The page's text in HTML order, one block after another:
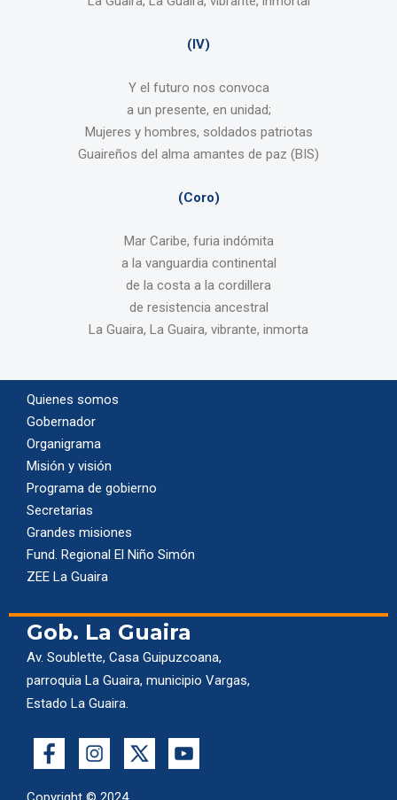
(IV)
Y el futuro nos convoca
a un presente, en unidad;
Mujeres y hombres, soldados patriotas
Guaireños del alma amantes de paz (BIS)
(Coro)
Mar Caribe, furia indómita
a la vanguardia continental
de la costa a la cordillera
de resistencia ancestral
La Guaira, La Guaira, vibrante, inmorta
Quienes somos
Gobernador
Organigrama
Misión y visión
Programa de gobierno
Secretarias
Grandes misiones
Fund. Regional El Niño Simón
ZEE La Guaira
Gob. La Guaira
Av. Soublette, Casa Guipuzcoana,
parroquia La Guaira, municipio Vargas,
Estado La Guaira.